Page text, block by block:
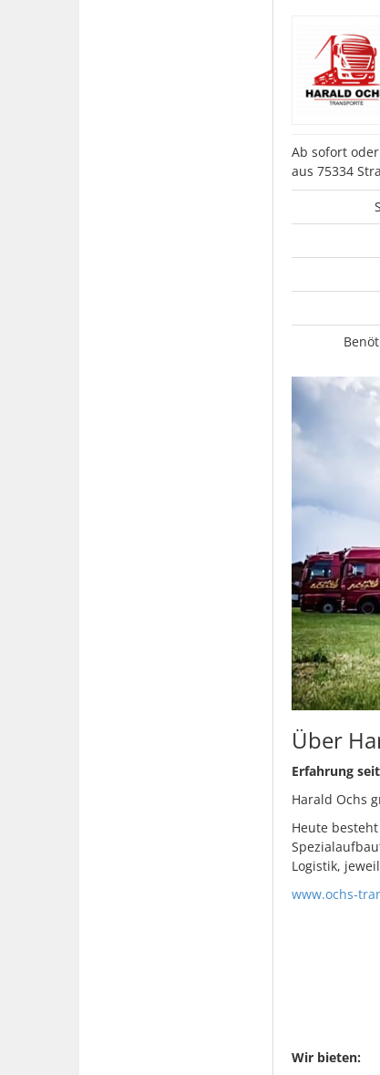
Ab sofort
aus 75334
Über
Erfahrung
Harald Ochs
Heute
Logistik,
www.ochs-
Wir bieten: